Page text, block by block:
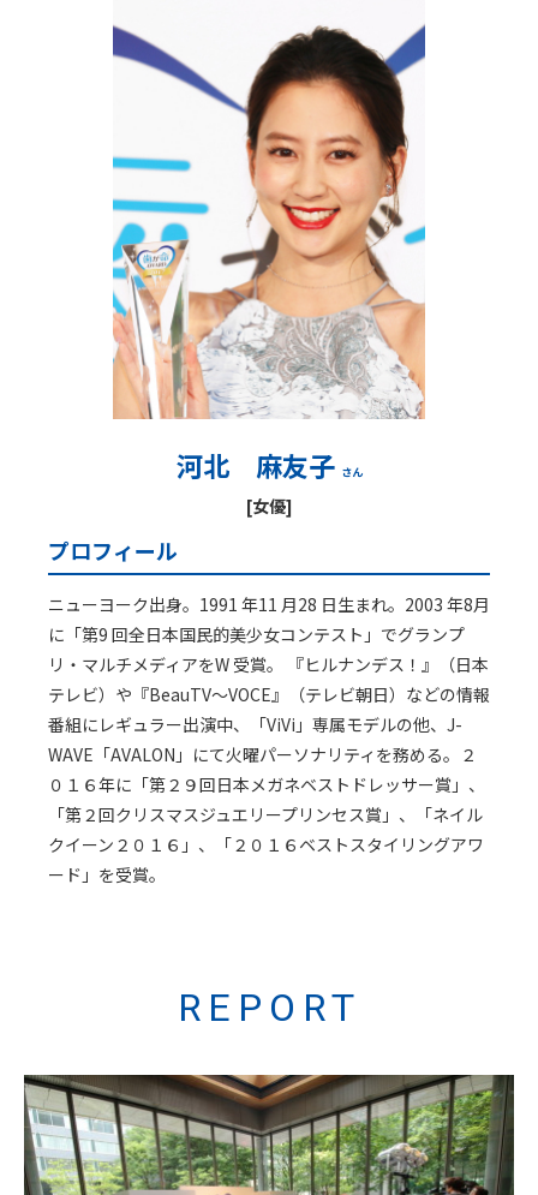
河北 麻友子 さん
[女優]
プロフィール
ニューヨーク出身。1991 年11 月28 日生まれ。2003 年8月
に「第9 回全日本国民的美少女コンテスト」でグランプ
リ・マルチメディアをW 受賞。 『ヒルナンデス！』（日本
テレビ）や『BeauTV〜VOCE』（テレビ朝日）などの情報
番組にレギュラー出演中、「ViVi」専属モデルの他、J-
WAVE「AVALON」にて火曜パーソナリティを務める。２
０１６年に「第２９回日本メガネベストドレッサー賞」、
「第２回クリスマスジュエリープリンセス賞」、「ネイル
クイーン２０１６」、「２０１６ベストスタイリングアワ
ード」を受賞。
REPORT